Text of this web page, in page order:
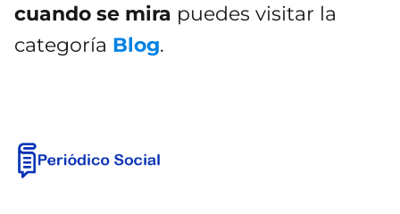
cuando se mira puedes visitar la
categoría Blog.